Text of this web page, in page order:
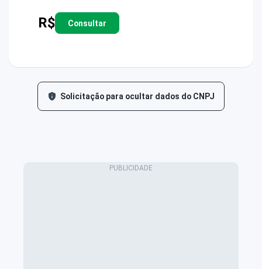
R$ Consultar
Solicitação para ocultar dados do CNPJ